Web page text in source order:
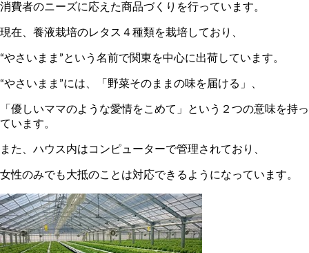
消費者のニーズに応えた商品づくりを行っています。
現在、養液栽培のレタス４種類を栽培しており、
“やさいまま”という名前で関東を中心に出荷しています。
“やさいまま”には、「野菜そのままの味を届ける」、
「優しいママのような愛情をこめて」という２つの意味を持っ
ています。
また、ハウス内はコンピューターで管理されており、
女性のみでも大抵のことは対応できるようになっています。